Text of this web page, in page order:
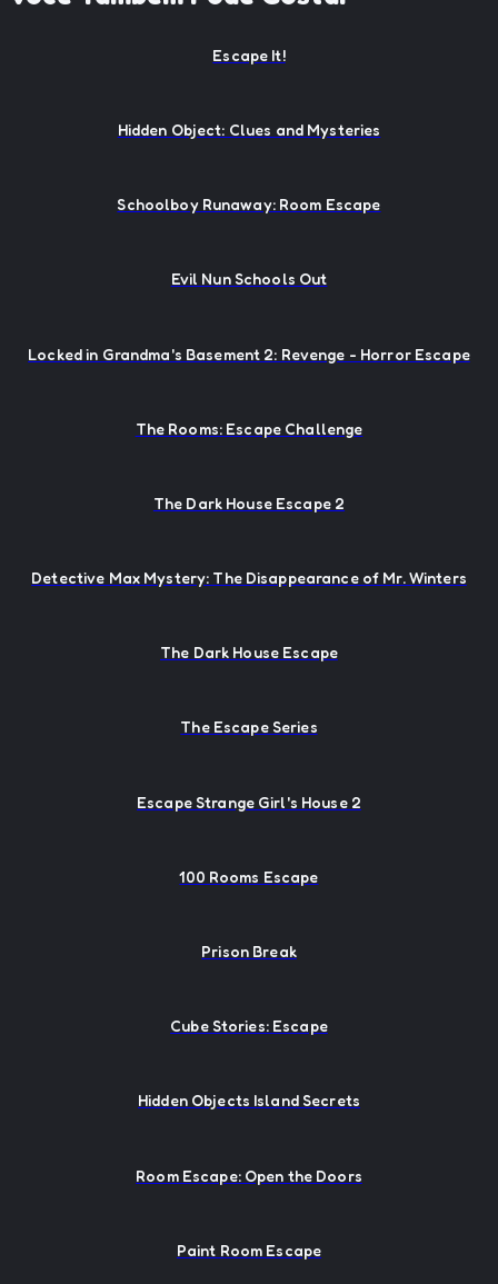
Escape It!
Hidden Object: Clues and Mysteries
Schoolboy Runaway: Room Escape
Evil Nun Schools Out
Locked in Grandma's Basement 2: Revenge - Horror Escape
The Rooms: Escape Challenge
The Dark House Escape 2
Detective Max Mystery: The Disappearance of Mr. Winters
The Dark House Escape
The Escape Series
Escape Strange Girl's House 2
100 Rooms Escape
Prison Break
Cube Stories: Escape
Hidden Objects Island Secrets
Room Escape: Open the Doors
Paint Room Escape